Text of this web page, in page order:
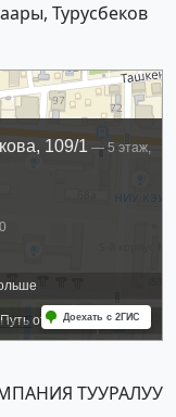
Турусбеков
ТУУРАЛУУ